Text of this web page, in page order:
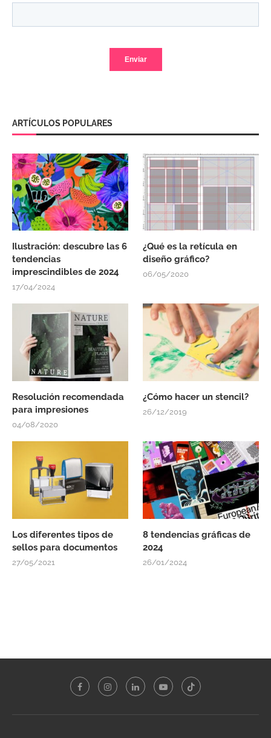
ARTÍCULOS POPULARES
Ilustración: descubre las 6
tendencias
imprescindibles de 2024
17/04/2024
¿Qué es la retícula en
diseño gráfico?
06/05/2020
Resolución recomendada
para impresiones
04/08/2020
¿Cómo hacer un stencil?
26/12/2019
Los diferentes tipos de
sellos para documentos
27/05/2021
8 tendencias gráficas de
2024
26/01/2024